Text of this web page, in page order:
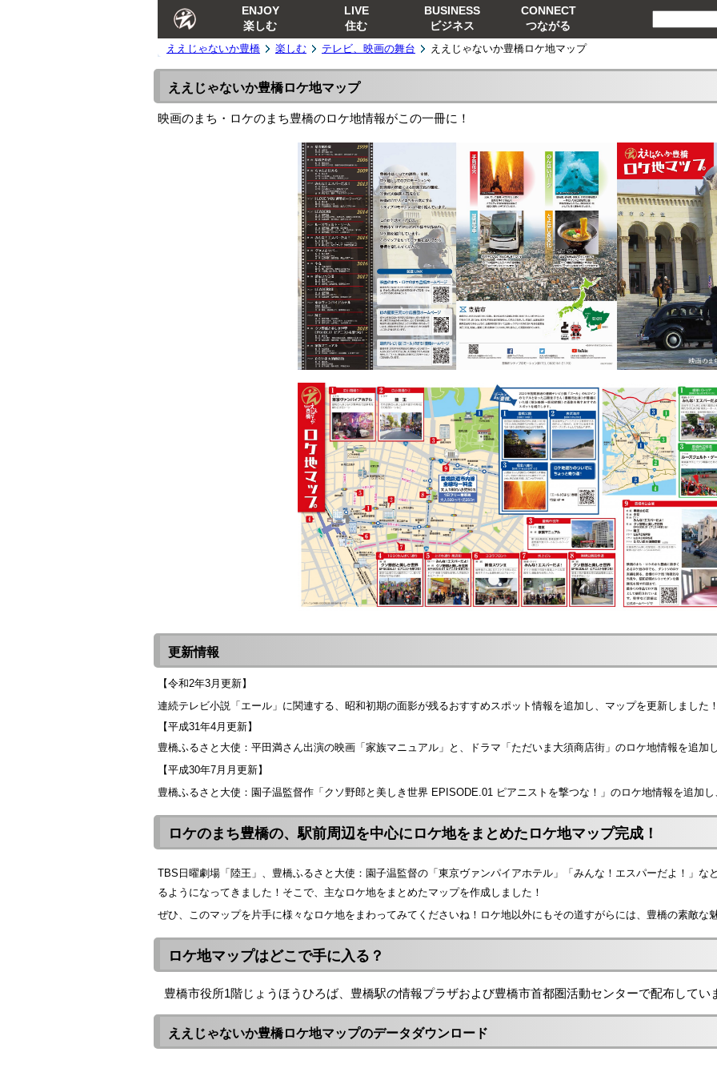
ENJOY
楽しむ
LIVE
住む
BUSINESS
ビジネス
CONNECT
つながる
ええじゃないか豊橋 楽しむ テレビ、映画の舞台 ええじゃないか豊橋ロケ地マップ
ええじゃないか豊橋ロケ地マップ
映画のまち・ロケのまち豊橋のロケ地情報がこの一冊に！
更新情報
【令和2年3月更新】
連続テレビ小説「エール」に関連する、昭和初期の面影が残るおすすめスポット情報を追加し、マップを更新しました
【平成31年4月更新】
豊橋ふるさと大使：平田満さん出演の映画「家族マニュアル」と、ドラマ「ただいま大須商店街」のロケ地情報を追加
【平成30年7月月更新】
豊橋ふるさと大使：園子温監督作「クソ野郎と美しき世界 EPISODE.01 ピアニストを撃つな！」のロケ地情報を追加
ロケのまち豊橋の、駅前周辺を中心にロケ地をまとめたロケ地マップ完成！
TBS日曜劇場「陸王」、豊橋ふるさと大使：園子温監督の「東京ヴァンパイアホテル」「みんな！エスパーだよ！」な
るようになってきました！そこで、主なロケ地をまとめたマップを作成しました！
ぜひ、このマップを片手に様々なロケ地をまわってみてくださいね！ロケ地以外にもその道すがらには、豊橋の素敵な
ロケ地マップはどこで手に入る？
豊橋市役所1階じょうほうひろば、豊橋駅の情報プラザおよび豊橋市首都圏活動センターで配布してい
ええじゃないか豊橋ロケ地マップのデータダウンロード